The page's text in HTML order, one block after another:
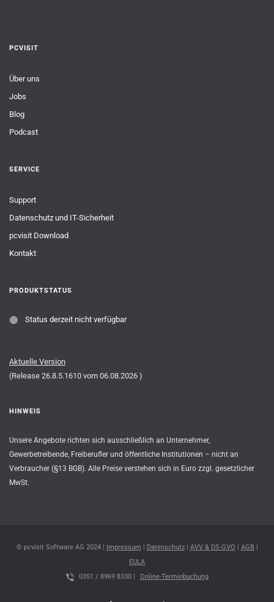
PCVISIT
Über uns
Jobs
Blog
Podcast
SERVICE
Support
Datenschutz und IT-Sicherheit
pcvisit Download
Kontakt
PRODUKTSTATUS
⬤ Status derzeit nicht verfügbar
Aktuelle Version
(Release 26.8.5.1610 vom 06.08.2026 )
HINWEIS
Unsere Angebote richten sich ausschließlich an Unternehmer,
Gewerbetreibende, Freiberufler und öffentliche Institutionen – nicht an
Verbraucher (§13 BGB). Alle Preise verstehen sich in Euro zzgl. gesetzlicher
MwSt.
© pcvisit Software AG 2024 | Impressum Datenschutz| AVV & DS-GVO AGB
EULA
0351 / 8969 8330 |
Online-Terminbuchung